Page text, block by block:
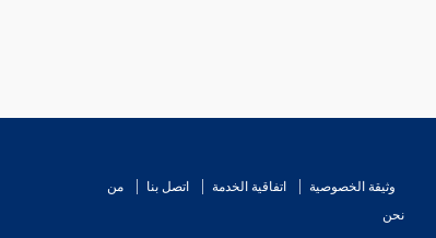
وثيقة الخصوصية اتفاقية الخدمة اتصل بنا
من
نحن